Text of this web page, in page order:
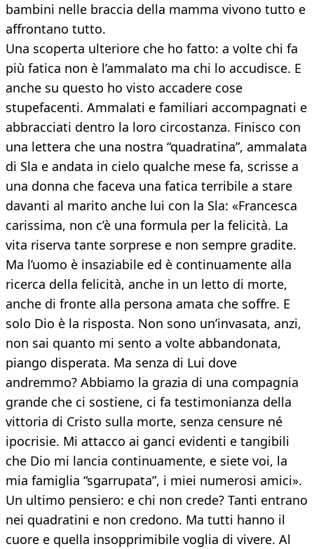
bambini nelle braccia della mamma vivono tutto e
affrontano tutto.
Una scoperta ulteriore che ho fatto: a volte chi fa
più fatica non è l’ammalato ma chi lo accudisce. E
anche su questo ho visto accadere cose
stupefacenti. Ammalati e familiari accompagnati e
abbracciati dentro la loro circostanza. Finisco con
una lettera che una nostra “quadratina”, ammalata
di Sla e andata in cielo qualche mese fa, scrisse a
una donna che faceva una fatica terribile a stare
davanti al marito anche lui con la Sla: «Francesca
carissima, non c’è una formula per la felicità. La
vita riserva tante sorprese e non sempre gradite.
Ma l’uomo è insaziabile ed è continuamente alla
ricerca della felicità, anche in un letto di morte,
anche di fronte alla persona amata che soffre. E
solo Dio è la risposta. Non sono un’invasata, anzi,
non sai quanto mi sento a volte abbandonata,
piango disperata. Ma senza di Lui dove
andremmo? Abbiamo la grazia di una compagnia
grande che ci sostiene, ci fa testimonianza della
vittoria di Cristo sulla morte, senza censure né
ipocrisie. Mi attacco ai ganci evidenti e tangibili
che Dio mi lancia continuamente, e siete voi, la
mia famiglia “sgarrupata”, i miei numerosi amici».
Un ultimo pensiero: e chi non crede? Tanti entrano
nei quadratini e non credono. Ma tutti hanno il
cuore e quella insopprimibile voglia di vivere. Al